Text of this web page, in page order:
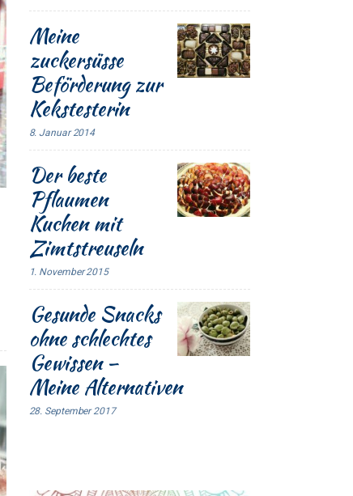
Meine
zuckersüsse
Beförderung zur
Kekstesterin
8. Januar 2014
Der beste
Pflaumen
Kuchen mit
Zimtstreuseln
1. November 2015
Gesunde Snacks
ohne schlechtes
Gewissen –
Meine Alternativen
28. September 2017